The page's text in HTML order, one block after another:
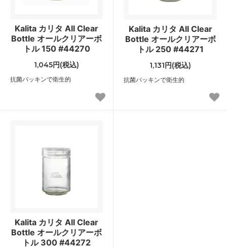
Kalita カリタ All Clear
Bottle オールクリアーボ
トル 150 #44270
1,045円(税込)
抗菌パッキンで衛生的
Kalita カリタ All Clear
Bottle オールクリアーボ
トル 250 #44271
1,131円(税込)
抗菌パッキンで衛生的
Kalita カリタ All Clear
Bottle オールクリアーボ
トル 300 #44272